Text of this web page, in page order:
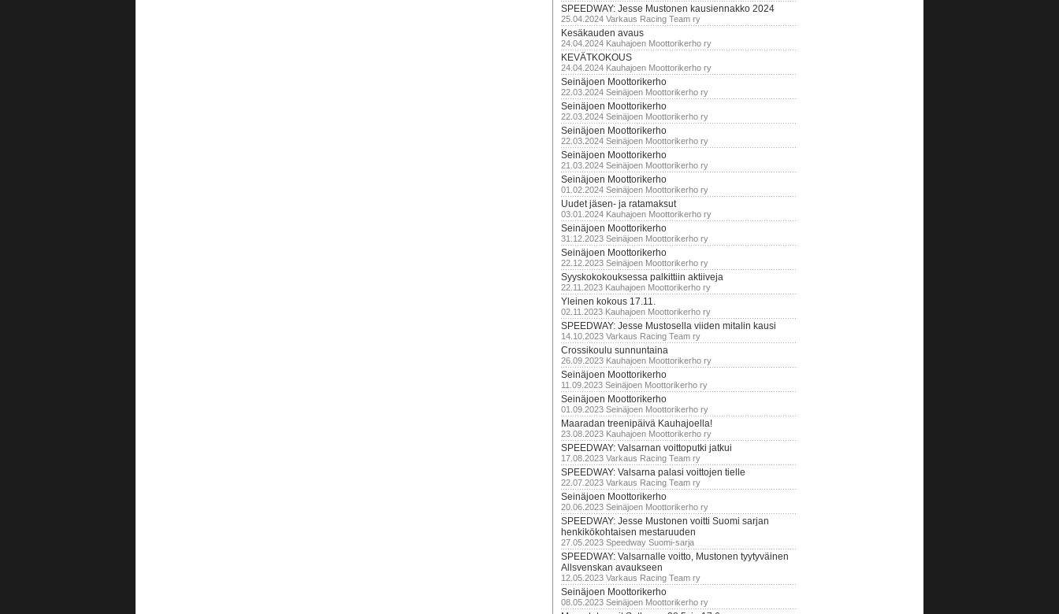
SPEEDWAY: Jesse Mustonen kausiennakko 2024
25.04.2024 Varkaus Racing Team ry
Kesäkauden avaus
24.04.2024 Kauhajoen Moottorikerho ry
KEVÄTKOKOUS
24.04.2024 Kauhajoen Moottorikerho ry
Seinäjoen Moottorikerho
22.03.2024 Seinäjoen Moottorikerho ry
Seinäjoen Moottorikerho
22.03.2024 Seinäjoen Moottorikerho ry
Seinäjoen Moottorikerho
22.03.2024 Seinäjoen Moottorikerho ry
Seinäjoen Moottorikerho
21.03.2024 Seinäjoen Moottorikerho ry
Seinäjoen Moottorikerho
01.02.2024 Seinäjoen Moottorikerho ry
Uudet jäsen- ja ratamaksut
03.01.2024 Kauhajoen Moottorikerho ry
Seinäjoen Moottorikerho
31.12.2023 Seinäjoen Moottorikerho ry
Seinäjoen Moottorikerho
22.12.2023 Seinäjoen Moottorikerho ry
Syyskokokouksessa palkittiin aktiiveja
22.11.2023 Kauhajoen Moottorikerho ry
Yleinen kokous 17.11.
02.11.2023 Kauhajoen Moottorikerho ry
SPEEDWAY: Jesse Mustosella viiden mitalin kausi
14.10.2023 Varkaus Racing Team ry
Crossikoulu sunnuntaina
26.09.2023 Kauhajoen Moottorikerho ry
Seinäjoen Moottorikerho
11.09.2023 Seinäjoen Moottorikerho ry
Seinäjoen Moottorikerho
01.09.2023 Seinäjoen Moottorikerho ry
Maaradan treenipäivä Kauhajoella!
23.08.2023 Kauhajoen Moottorikerho ry
SPEEDWAY: Valsarnan voittoputki jatkui
17.08.2023 Varkaus Racing Team ry
SPEEDWAY: Valsarna palasi voittojen tielle
22.07.2023 Varkaus Racing Team ry
Seinäjoen Moottorikerho
20.06.2023 Seinäjoen Moottorikerho ry
SPEEDWAY: Jesse Mustonen voitti Suomi sarjan
henkikökohtaisen mestaruuden
27.05.2023 Speedway Suomi-sarja
SPEEDWAY: Valsarnalle voitto, Mustonen tyytyväinen
Allsvenskan avaukseen
12.05.2023 Varkaus Racing Team ry
Seinäjoen Moottorikerho
08.05.2023 Seinäjoen Moottorikerho ry